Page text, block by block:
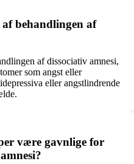
behandlingen af
af dissociativ amnesi,
som angst eller
eller angstlindrende
være gavnlige for